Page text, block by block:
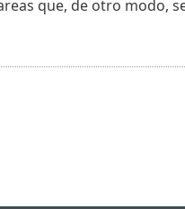
que, de otro modo,